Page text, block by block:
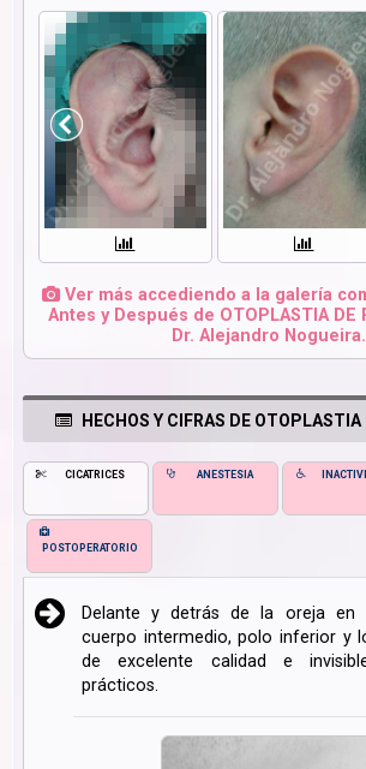
Ver más accediendo a la galería
Antes y Después de OTOPLASTIA DE
Dr. Alejandro Nogueira.
HECHOS Y CIFRAS DE OTOPLASTIA
CICATRICES ANESTESIA
POSTOPERATORIO
Delante y detrás de la oreja en
cuerpo intermedio, polo inferior y
de excelente calidad e
prácticos.